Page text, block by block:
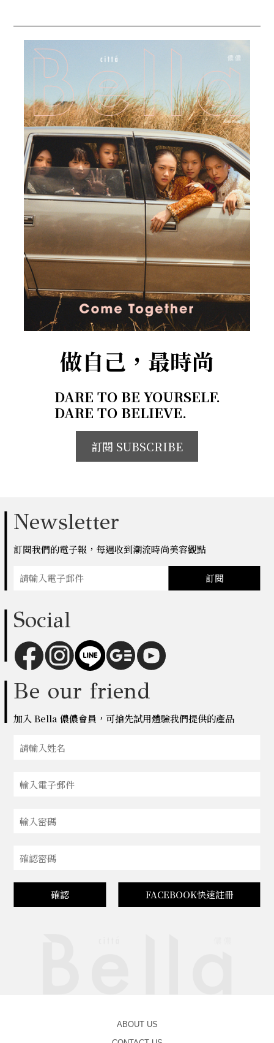
做自己，最時尚
DARE TO BE YOURSELF.
DARE TO BELIEVE.
訂閱 SUBSCRIBE
Newsletter
訂閱我們的電子報，每週收到潮流時尚美容觀點
訂閱
Social
Be our friend
加入 Bella 儂儂會員，可搶先試用體驗我們提供的產品
確認 FACEBOOK快速註冊
ABOUT US